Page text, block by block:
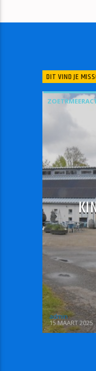
DIT VIND JE
admin
15 MAART 2025